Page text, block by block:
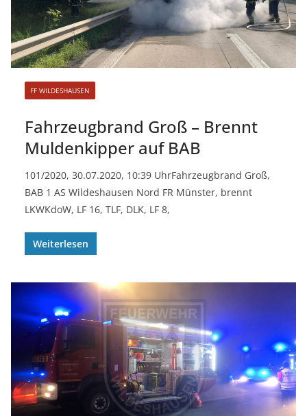
FF WILDESHAUSEN
Fahrzeugbrand Groß – Brennt
Muldenkipper auf BAB
101/2020, 30.07.2020, 10:39 UhrFahrzeugbrand Groß,
BAB 1 AS Wildeshausen Nord FR Münster, brennt
LKWKdoW, LF 16, TLF, DLK, LF 8,
Weiterlesen